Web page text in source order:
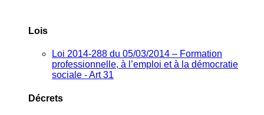
Lois
Loi 2014-288 du 05/03/2014 – Formation
professionnelle, à l’emploi et à la démocratie
sociale - Art 31
Décrets